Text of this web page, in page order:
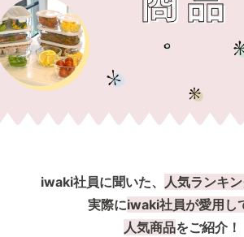
iwaki社員に聞いた、 人気ランキ
実際にiwaki社員が愛用し
人気商品をご紹介！